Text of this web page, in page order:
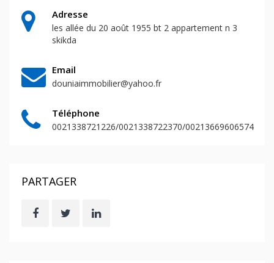
Adresse
les allée du 20 août 1955 bt 2 appartement n 3
skikda
Email
douniaimmobilier@yahoo.fr
Téléphone
0021338721226/0021338722370/00213669606574
PARTAGER